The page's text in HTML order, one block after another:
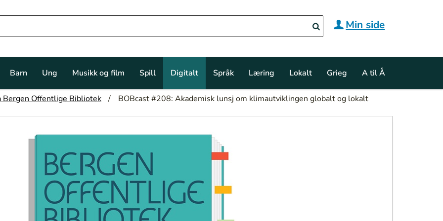
Min side
Barn Ung Musikk og film Spill Digitalt Språk Læring Lokalt Grieg A til Å
Bergen Offentlige Bibliotek BOBcast #208: Akademisk lunsj om klimautviklingen globalt og lokalt